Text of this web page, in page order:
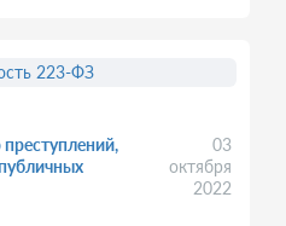
03
октября
2022
223-ФЗ